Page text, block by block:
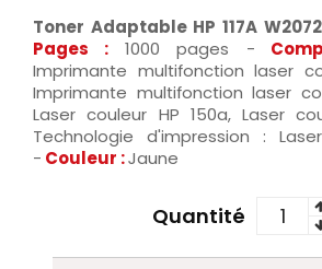
Toner Adaptable HP 117A
Pages :
1000 pages -
Imprimante multifonction laser
Imprimante multifonction laser
Laser couleur HP 150a, Laser
Technologie d'impression :
- Couleur :Jaune
Quantité